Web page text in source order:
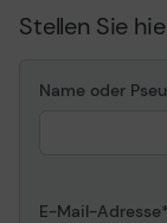
Stellen Sie
Name oder
E-Mail-Adresse